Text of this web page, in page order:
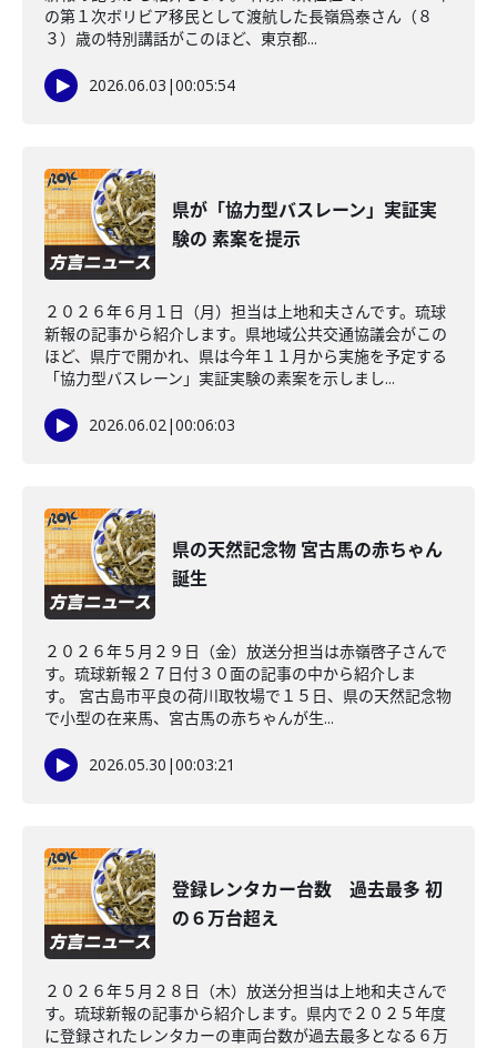
の第１次ボリビア移民として渡航した長嶺爲泰さん（８
３）歳の特別講話がこのほど、東京都...
2026.06.03 |00:05:54
県が「協力型バスレーン」実証実
験の 素案を提示
２０２６年６月１日（月）担当は上地和夫さんです。琉球
新報の記事から紹介します。県地域公共交通協議会がこの
ほど、県庁で開かれ、県は今年１１月から実施を予定する
「協力型バスレーン」実証実験の素案を示しまし...
2026.06.02|00:06:03
県の天然記念物 宮古馬の赤ちゃん
誕生
２０２６年５月２９日（金）放送分担当は赤嶺啓子さんで
す。琉球新報２７日付３０面の記事の中から紹介しま
す。 宮古島市平良の荷川取牧場で１５日、県の天然記念物
で小型の在来馬、宮古馬の赤ちゃんが生...
2026.05.30 |00:03:21
登録レンタカー台数 過去最多 初
の６万台超え
２０２６年５月２８日（木）放送分担当は上地和夫さんで
す。琉球新報の記事から紹介します。県内で２０２５年度
に登録されたレンタカーの車両台数が過去最多となる６万